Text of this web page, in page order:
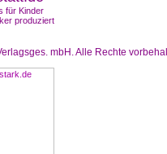
für Kinder
produziert
mbH. Alle Rechte